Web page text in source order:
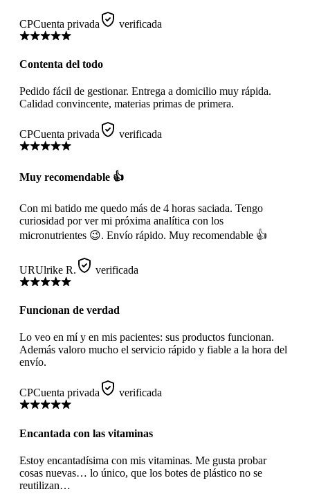
CPCuenta privada verificada
Contenta del todo
Pedido fácil de gestionar. Entrega a domicilio muy rápida.
Calidad convincente, materias primas de primera.
CPCuenta privada verificada
Muy recomendable 👍
Con mi batido me quedo más de 4 horas saciada. Tengo
curiosidad por ver mi próxima analítica con los
micronutrientes 😉. Envío rápido. Muy recomendable 👍
URUlrike R. verificada
Funcionan de verdad
Lo veo en mí y en mis pacientes: sus productos funcionan.
Además valoro mucho el servicio rápido y fiable a la hora del
envío.
CPCuenta privada verificada
Encantada con las vitaminas
Estoy encantadísima con mis vitaminas. Me gusta probar
cosas nuevas… lo único, que los botes de plástico no se
reutilizan…